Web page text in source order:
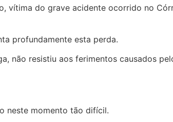
vítima do grave acidente ocorrido no
profundamente esta perda.
não resistiu aos ferimentos causados
neste momento tão difícil.